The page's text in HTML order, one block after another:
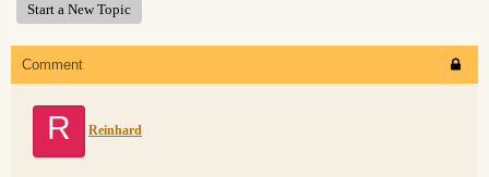
Start a New Topic
Comment
R Reinhard